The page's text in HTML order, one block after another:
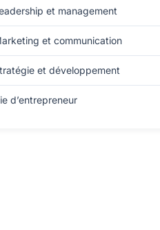
et management
et communication
et développement
d’entrepreneur